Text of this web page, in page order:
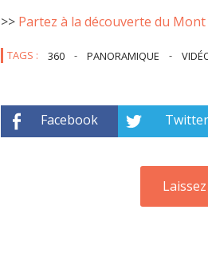
>> Partez à la découverte du
TAGS : 360 - PANORAMIQUE -
Facebook Twitter